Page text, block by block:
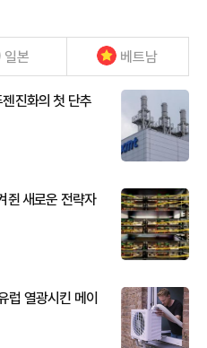
일본 베트남
진화의 첫 단추
쥔 새로운 전략자
럽 열광시킨 메이